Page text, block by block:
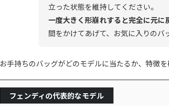
立った状態を維持してください。
一度大きく形崩れすると完全に元に
間をかけてあげて、お気に入りのバ
お手持ちのバッグがどのモデルに当たるか、特徴を
フェンディの代表的なモデル